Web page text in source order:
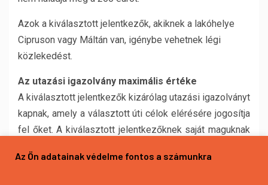
Azok a kiválasztott jelentkezők, akiknek a lakóhelye
Cipruson vagy Máltán van, igénybe vehetnek légi
közlekedést.
Az utazási igazolvány maximális értéke
A kiválasztott jelentkezők kizárólag utazási igazolványt
kapnak, amely a választott úti célok elérésére jogosítja
fel őket. A kiválasztott jelentkezőknek saját maguknak
esetleges pótdíjak költségeit, továbbá az utazással
Az Ön adatainak védelme fontos a számunkra